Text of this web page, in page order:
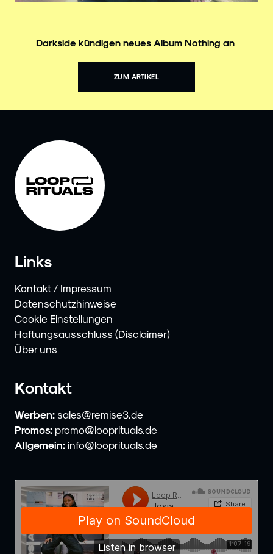
Darkside kündigen neues Album Nothing an
ZUM ARTIKEL
Links
Kontakt / Impressum
Datenschutzhinweise
Cookie Einstellungen
Haftungsausschluss (Disclaimer)
Über uns
Kontakt
Werben: sales@remise3.de
Promos: promo@looprituals.de
Allgemein: info@looprituals.de